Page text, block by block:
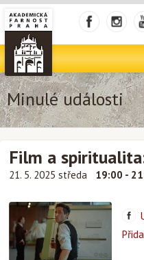
Minulé události
Film a
21. 5. 2025 středa 19:00 -